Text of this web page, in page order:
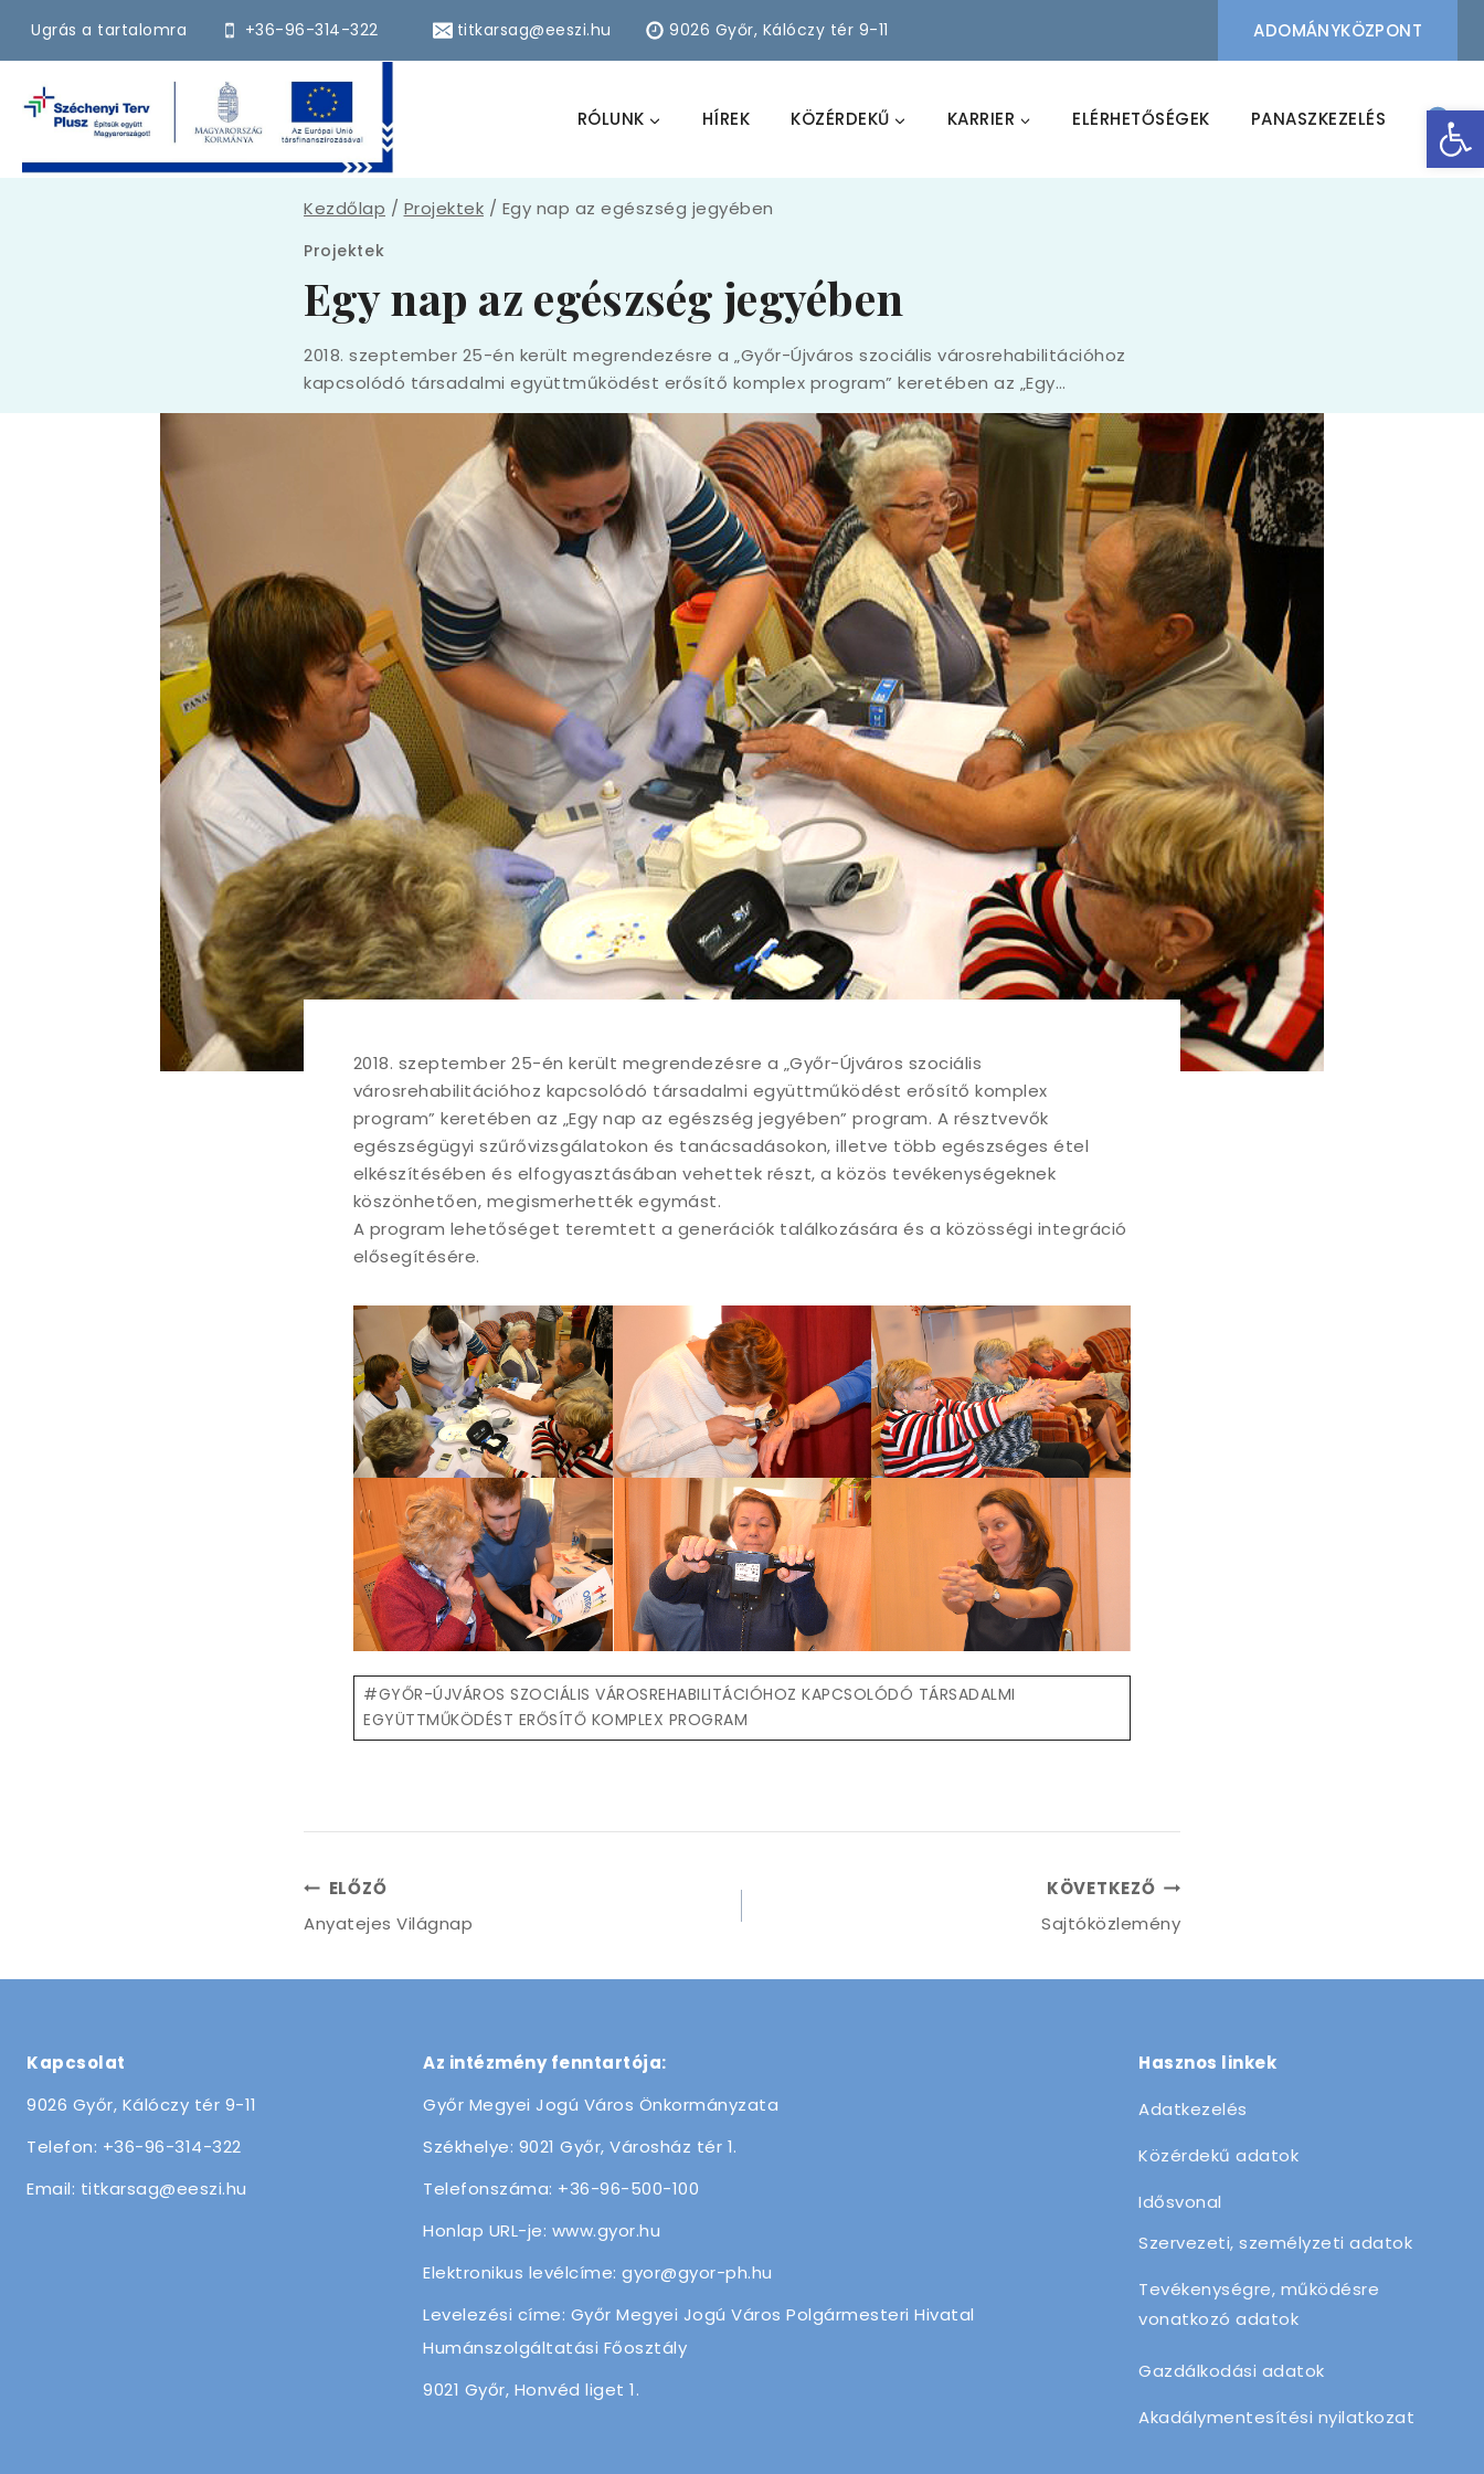
content
Ugrás a tartalomra +36-96-314-322 titkarsag@eeszi.hu 9026 Győr, Kálóczy tér 9-11 ADOMÁNYKÖZPONT
RÓLUNK HÍREK KÖZÉRDEKŰ KARRIER ELÉRHETŐSÉGEK PANASZKEZELÉS
Kezdőlap / Projektek / Egy nap az egészség jegyében
Projektek
Egy nap az egészség jegyében
2018. szeptember 25-én került megrendezésre a „Győr-Újváros szociális városrehabilitációhoz
kapcsolódó társadalmi együttműködést erősítő komplex program” keretében az „Egy…
2018. szeptember 25-én került megrendezésre a „Győr-Újváros szociális
városrehabilitációhoz kapcsolódó társadalmi együttműködést erősítő komplex
program” keretében az „Egy nap az egészség jegyében” program. A résztvevők
egészségügyi szűrővizsgálatokon és tanácsadásokon, illetve több egészséges étel
elkészítésében és elfogyasztásában vehettek részt, a közös tevékenységeknek
köszönhetően, megismerhették egymást.
A program lehetőséget teremtett a generációk találkozására és a közösségi integráció
elősegítésére.
Post
Tags:
#GYŐR-ÚJVÁROS SZOCIÁLIS VÁROSREHABILITÁCIÓHOZ KAPCSOLÓDÓ TÁRSADALMI
EGYÜTTMŰKÖDÉST ERŐSÍTŐ KOMPLEX PROGRAM
Bejegyzés
navigáció
ELŐZŐ
Anyatejes Világnap
KÖVETKEZŐ
Sajtóközlemény
Kapcsolat
9026 Győr, Kálóczy tér 9-11
Telefon: +36-96-314-322
Email: titkarsag@eeszi.hu
Az intézmény fenntartója:
Győr Megyei Jogú Város Önkormányzata
Székhelye: 9021 Győr, Városház tér 1.
Telefonszáma: +36-96-500-100
Honlap URL-je: www.gyor.hu
Elektronikus levélcíme: gyor@gyor-ph.hu
Levelezési címe: Győr Megyei Jogú Város Polgármesteri Hivatal
Humánszolgáltatási Főosztály
9021 Győr, Honvéd liget 1.
Hasznos linkek
Adatkezelés
Közérdekű adatok
Idősvonal
Szervezeti, személyzeti adatok
Tevékenységre, működésre
vonatkozó adatok
Gazdálkodási adatok
Akadálymentesítési nyilatkozat